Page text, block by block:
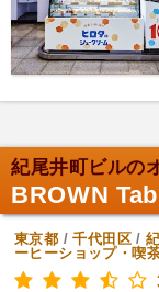
BROWN
東京都 /千代田区/
ーヒーショップ・喫